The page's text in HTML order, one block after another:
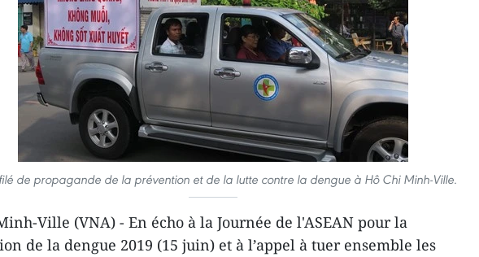
de propagande de la prévention et de la lutte contre la dengue à Hô Chi Minh-Ville.
Ville (VNA) - En écho à la Journée de l'ASEAN pour la
de la dengue 2019 (15 juin) et à l’appel à tuer ensemble les